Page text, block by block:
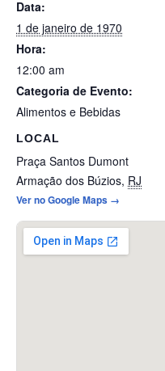
Data:
1 de janeiro de 1970
Hora:
12:00 am
Categoria de Evento:
Alimentos e Bebidas
LOCAL
Praça Santos Dumont
Armação dos Búzios, RJ
Ver no Google Maps →